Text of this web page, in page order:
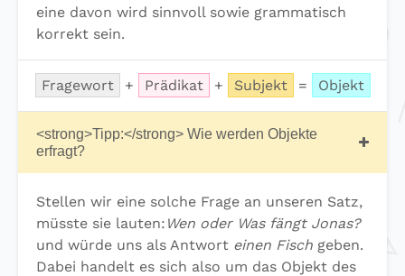
eine davon wird sinnvoll sowie grammatisch
korrekt sein.
Fragewort + Prädikat + Subjekt = Objekt
<strong>Tipp:</strong> Wie werden Objekte
erfragt?
Stellen wir eine solche Frage an unseren Satz,
müsste sie lauten: Wen oder Was fängt Jonas?
und würde uns als Antwort einen Fisch geben.
Dabei handelt es sich also um das Objekt des